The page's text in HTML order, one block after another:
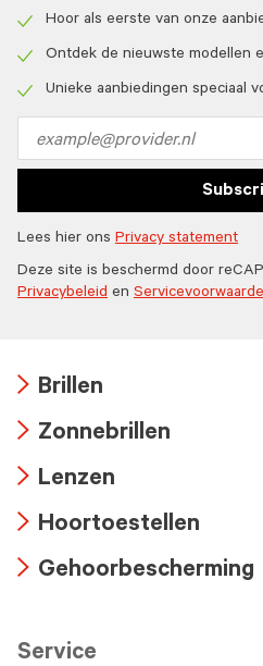
icon
Hoor als eerste van onze
icon
Ontdek de nieuwste modellen
Unieke aanbiedingen speciaal
address
Lees hier ons Privacy statement
Deze site is beschermd door
Privacybeleid en
icon
Brillen
icon
Zonnebrillen
icon
Lenzen
icon
Hoortoestellen
Gehoorbescherming
Service